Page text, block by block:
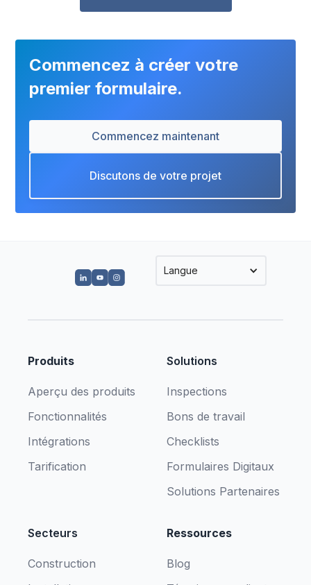
Commencez à créer votre
premier formulaire.
Commencez maintenant
Discutons de votre projet
Langue
Produits
Aperçu des produits
Fonctionnalités
Intégrations
Tarification
Solutions
Inspections
Bons de travail
Checklists
Formulaires Digitaux
Solutions Partenaires
Secteurs
Construction
Ressources
Blog